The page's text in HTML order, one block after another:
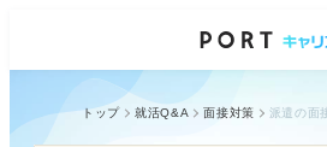
トップ 就活Q&A 面接対策 派遣の面